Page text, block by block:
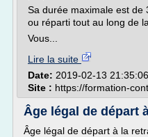
Sa durée maximale est de
ou réparti tout au long de
Vous...
Lire la suite
Date: 2019-02-13 21:35:06
Site : https://formation-
Âge légal de départ
Âge légal de départ à la